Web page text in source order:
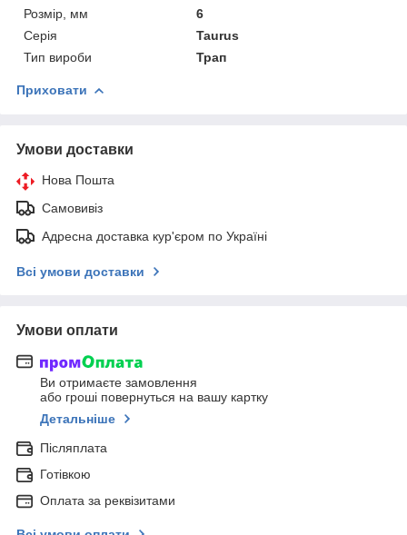
Розмір, мм
6
Серія
Taurus
Тип вироби
Трап
Приховати
Умови доставки
Нова Пошта
Самовивіз
Адресна доставка кур'єром по Україні
Всі умови доставки
Умови оплати
Ви отримаєте замовлення
або гроші повернуться на вашу картку
Детальніше
Післяплата
Готівкою
Оплата за реквізитами